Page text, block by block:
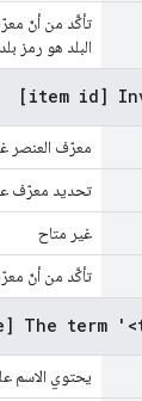
تأكَّد من أنّ
البلد هو رمز
[item id]
معرّف العنصر
تحديد معرّف
غير متاح
تأكَّد من أنّ
The term
يحتوي الاسم